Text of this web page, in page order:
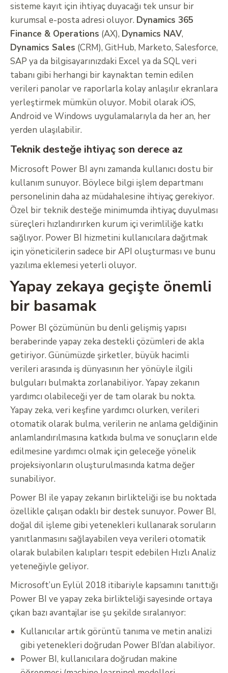
sisteme kayıt için ihtiyaç duyacağı tek unsur bir
kurumsal e-posta adresi oluyor. Dynamics 365
Finance & Operations (AX), Dynamics NAV,
Dynamics Sales (CRM), GitHub, Marketo, Salesforce,
SAP ya da bilgisayarınızdaki Excel ya da SQL veri
tabanı gibi herhangi bir kaynaktan temin edilen
verileri panolar ve raporlarla kolay anlaşılır ekranlara
yerleştirmek mümkün oluyor. Mobil olarak iOS,
Android ve Windows uygulamalarıyla da her an, her
yerden ulaşılabilir.
Teknik desteğe ihtiyaç son derece az
Microsoft Power BI aynı zamanda kullanıcı dostu bir
kullanım sunuyor. Böylece bilgi işlem departmanı
personelinin daha az müdahalesine ihtiyaç gerekiyor.
Özel bir teknik desteğe minimumda ihtiyaç duyulması
süreçleri hızlandırırken kurum içi verimliliğe katkı
sağlıyor. Power BI hizmetini kullanıcılara dağıtmak
için yöneticilerin sadece bir API oluşturması ve bunu
yazılıma eklemesi yeterli oluyor.
Yapay zekaya geçişte önemli
bir basamak
Power BI çözümünün bu denli gelişmiş yapısı
beraberinde yapay zeka destekli çözümleri de akla
getiriyor. Günümüzde şirketler, büyük hacimli
verileri arasında iş dünyasının her yönüyle ilgili
bulguları bulmakta zorlanabiliyor. Yapay zekanın
yardımcı olabileceği yer de tam olarak bu nokta.
Yapay zeka, veri keşfine yardımcı olurken, verileri
otomatik olarak bulma, verilerin ne anlama geldiğinin
anlamlandırılmasına katkıda bulma ve sonuçların elde
edilmesine yardımcı olmak için geleceğe yönelik
projeksiyonların oluşturulmasında katma değer
sunabiliyor.
Power BI ile yapay zekanın birlikteliği ise bu noktada
özellikle çalışan odaklı bir destek sunuyor. Power BI,
doğal dil işleme gibi yetenekleri kullanarak soruların
yanıtlanmasını sağlayabilen veya verileri otomatik
olarak bulabilen kalıpları tespit edebilen Hızlı Analiz
yeteneğiyle geliyor.
Microsoft’un Eylül 2018 itibariyle kapsamını tanıttığı
Power BI ve yapay zeka birlikteliği sayesinde ortaya
çıkan bazı avantajlar ise şu şekilde sıralanıyor:
Kullanıcılar artık görüntü tanıma ve metin analizi
gibi yetenekleri doğrudan Power BI’dan alabiliyor.
Power BI, kullanıcılara doğrudan makine